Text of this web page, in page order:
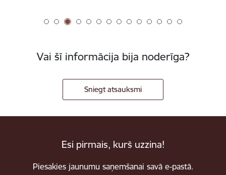
Vai šī informācija bija noderīga?
Sniegt atsauksmi
Esi pirmais, kurš uzzina!
Piesakies jaunumu saņemšanai savā e-pastā.